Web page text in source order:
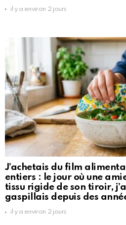
il y a environ 2 jours
J’achetais du film
entiers : le jour où une
tissu rigide de son tiroir,
gaspillais depuis des
il y a environ 2 jours